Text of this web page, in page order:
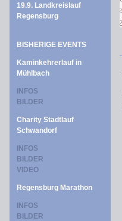
19.9. Landkreislauf
Regensburg
BISHERIGE EVENTS
Kaminkehrerlauf in
Mühlbach
INFOS
BILDER
Charity Stadtlauf
Schwandorf
INFOS
BILDER
VIDEO
Regensburg Marathon
INFOS
BILDER